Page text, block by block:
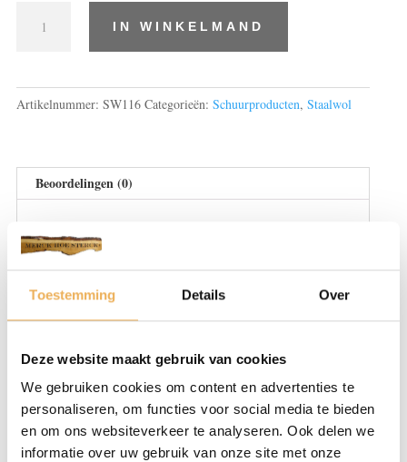
Toestemming Details Over
Deze website maakt gebruik van cookies
We gebruiken cookies om content en advertenties te
personaliseren, om functies voor social media te bieden
en om ons websiteverkeer te analyseren. Ook delen we
informatie over uw gebruik van onze site met onze
IN WINKELMAND
Artikelnummer: SW116 Categorieën: Schuurproducten, Staalwol
Beoordelingen (0)
Er zijn nog geen beoordelingen.
Wees de eerste om “staalwol 1, rol 1 kg” te beoordelen
Vereiste velden zijn gemarkeerd met
Je waardering *